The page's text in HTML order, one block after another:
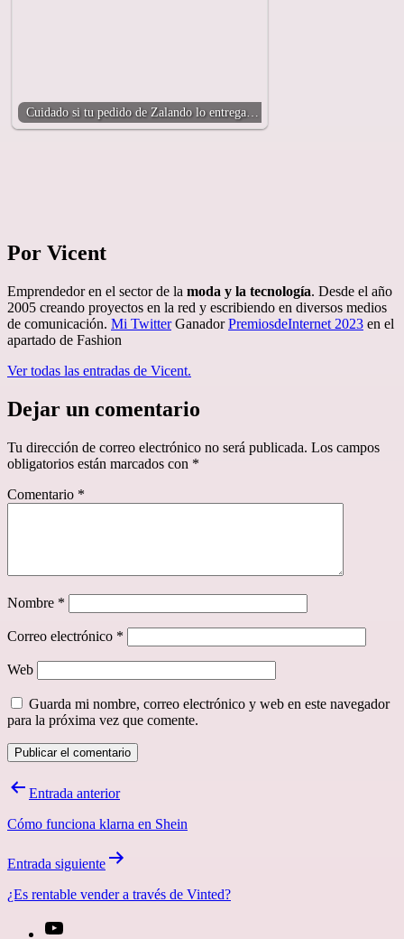
Cuidado si tu pedido de Zalando lo entrega…
Por Vicent
Emprendedor en el sector de la moda y la tecnología. Desde el año
2005 creando proyectos en la red y escribiendo en diversos medios
de comunicación. Mi TwitterGanadorPremiosdeInternet 2023 en el
apartado de Fashion
Ver todas las entradas de Vicent.
Dejar un comentario
Tu dirección de correo electrónico no será publicada. Los campos
obligatorios están marcados con *
Comentario *
Nombre *
Correo electrónico *
Web
Guarda mi nombre, correo electrónico y web en este navegador
para la próxima vez que comente.
Navegación
entradas
Entrada anterior
Cómo funciona klarna en Shein
Entrada siguiente
¿Es rentable vender a través de Vinted?